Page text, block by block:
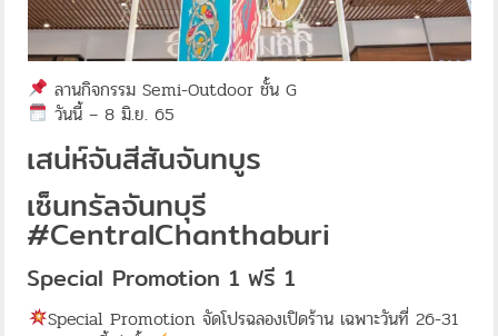
ลานกิจกรรม Semi-Outdoor ชั้น G
วันนี้ – 8 มิ.ย. 65
เสน่ห์จันสีสันจันทบูร
เซ็นทรัลจันทบุรี
#CentralChanthaburi
Special Promotion 1 ฟรี 1
Special Promotion จัดโปรฉลองเปิดร้าน เฉพาะวันที่ 26-31